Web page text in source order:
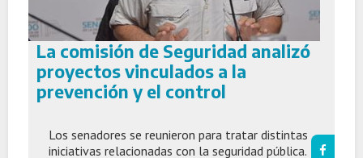
VISITAS GUIADAS
CONTACTO
La comisión de Seguridad analizó
proyectos vinculados a la
prevención y el control
Los senadores se reunieron para tratar distintas
iniciativas relacionadas con la seguridad pública.